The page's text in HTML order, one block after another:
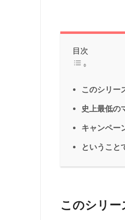
目次
このシリー
史上最低の
キャンペー
ということ
このシリー